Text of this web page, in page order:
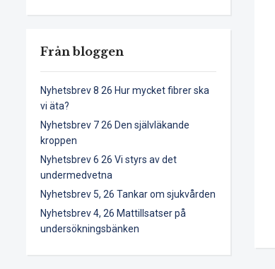
Från bloggen
Nyhetsbrev 8 26 Hur mycket fibrer ska
vi äta?
Nyhetsbrev 7 26 Den självläkande
kroppen
Nyhetsbrev 6 26 Vi styrs av det
undermedvetna
Nyhetsbrev 5, 26 Tankar om sjukvården
Nyhetsbrev 4, 26 Mattillsatser på
undersökningsbänken